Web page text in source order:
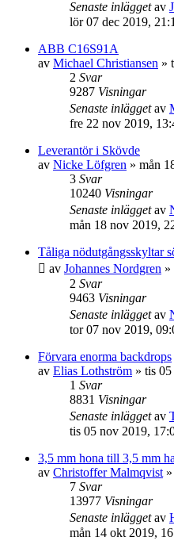
Senaste inläggetav
lör 07 dec 2019,
ABB C16S91A
av Michael Christiansen »
2 Svar
9287 Visningar
Senaste inläggetav
fre 22 nov 2019,
Leverantör i Skövde
av Nicke Löfgren » mån
3 Svar
10240 Visningar
Senaste inläggetav
mån 18 nov 2019,
Tåliga nödutgångsskyltar
av Johannes Nordgren »
2 Svar
9463 Visningar
Senaste inläggetav
tor 07 nov 2019,
Förvara enorma backdrops
av Elias Lothström » tis
1 Svar
8831 Visningar
Senaste inläggetav
tis 05 nov 2019,
3,5 mm hona till 3,5 mm
av Christoffer Malmqvist »
7 Svar
13977 Visningar
Senaste inläggetav
mån 14 okt 2019,